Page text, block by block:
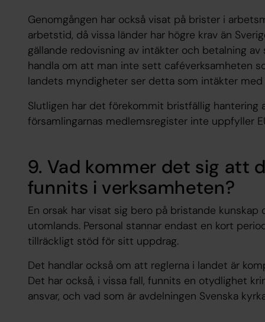
Genomgången har också visat på brister i
arbetstid, då vissa länder har högre krav än
gällande redovisning av intäkter och betalning
handla om att man inte sett caféverksamheten
landets myndigheter ser detta som intäkter med
Slutligen har det förekommit bristfällig hantering
församlingarnas medlemsregister inte uppfyller
9. Vad kommer det sig att
funnits i verksamheten?
En orsak har visat sig bero på bristande
utomlands. Personal stannar endast en kort
tillräckligt stöd för sitt uppdrag.
Det handlar också om att reglerna i landet är
Det har också, i vissa fall, funnits en otydlighet
ansvar, och vad som är avdelningen Svenska